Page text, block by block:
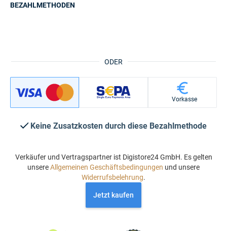
ODER
BEZAHLMETHODEN
Vorkasse
Keine Zusatzkosten durch diese Bezahlmethode
Verkäufer und Vertragspartner ist Digistore24 GmbH. Es gelten
unsereAllgemeinen Geschäftsbedingungen und unsere
Widerrufsbelehrung.
Jetzt kaufen